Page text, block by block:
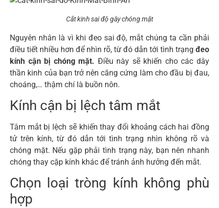
Cắt kinh sai độ gây chóng mặt
Nguyên nhân là vì khi đeo sai độ, mắt chúng ta cần phải
điều tiết nhiều hơn để nhìn rõ, từ đó dẫn tới tình trạng đeo
kính cận bị chóng mặt. Điều này sẽ khiến cho các dây
thần kinh của bạn trở nên căng cứng làm cho đầu bị đau,
choáng,… thậm chí là buồn nôn.
Kính cận bị lệch tâm mắt
Tâm mắt bị lệch sẽ khiến thay đổi khoảng cách hai đồng
tử trên kính, từ đó dẫn tới tình trạng nhìn không rõ và
chóng mặt. Nếu gặp phải tình trạng này, bạn nên nhanh
chóng thay cặp kính khác để tránh ảnh hưởng đến mắt.
Chọn loại tròng kính không phù
hợp